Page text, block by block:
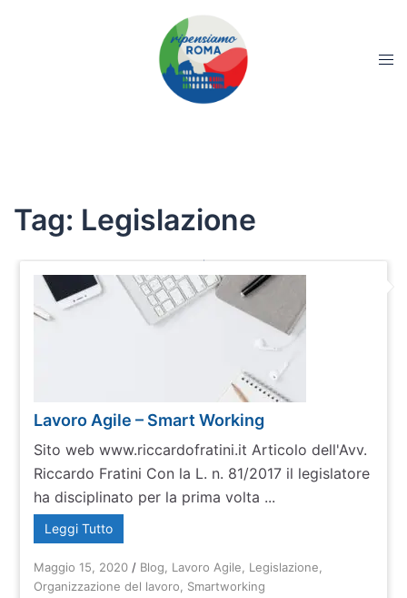
Tag: Legislazione
Lavoro Agile – Smart Working
Sito web www.riccardofratini.it Articolo dell'Avv.
Riccardo Fratini Con la L. n. 81/2017 il legislatore
ha disciplinato per la prima volta ...
Leggi Tutto
Maggio 15, 2020 / Blog Lavoro Agile Legislazione
Organizzazione del lavoro
Smartworking